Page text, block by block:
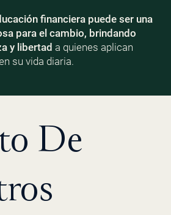
financiera puede ser una
para el cambio, brindando
y libertad a quienes aplican
su vida diaria.
De